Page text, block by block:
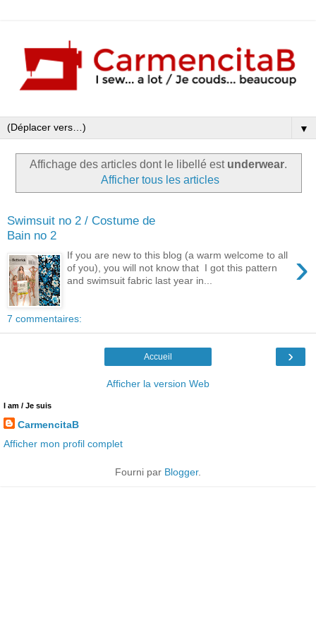
▼
Affichage des articles dont le libellé est underwear.
Afficher tous les articles
Swimsuit no 2 / Costume de
Bain no 2
›
If you are new to this blog (a warm welcome to all
of you), you will not know that I got this pattern
and swimsuit fabric last year in...
7 commentaires:
›
Accueil
Afficher la version Web
I am / Je suis
CarmencitaB
Afficher mon profil complet
Fourni par Blogger.